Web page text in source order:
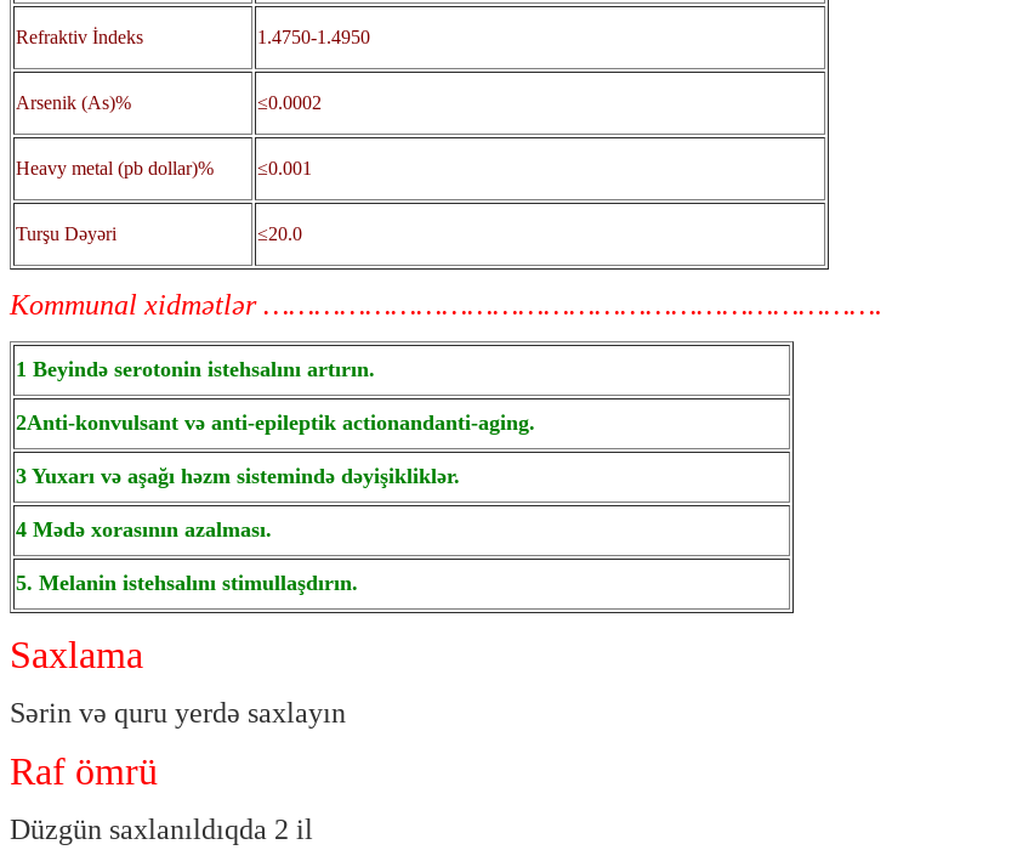
Refraktiv İndeks 1.4750-1.4950
Arsenik (As)% ≤0.0002
Heavy metal (pb dollar)% ≤0.001
Turşu Dəyəri ≤20.0
Kommunal xidmətlər ……………………………………………………………….
1 Beyində serotonin istehsalını artırın.
2Anti-konvulsant və anti-epileptik actionandanti-aging.
3 Yuxarı və aşağı həzm sistemində dəyişikliklər.
4 Mədə xorasının azalması.
5. Melanin istehsalını stimullaşdırın.
Saxlama
Sərin və quru yerdə saxlayın
Raf ömrü
Düzgün saxlanıldıqda 2 il